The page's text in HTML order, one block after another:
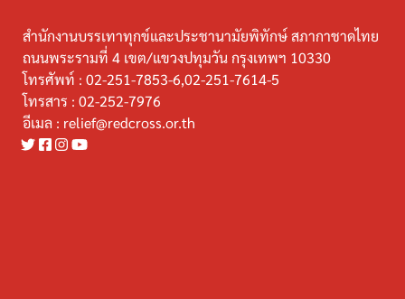
สำนักงานบรรเทาทุกข์และประชานามัยพิทักษ์ สภากาชาดไทย
ถนนพระรามที่ 4 เขต/แขวงปทุมวัน กรุงเทพฯ 10330
โทรศัพท์ : 02-251-7853-6,02-251-7614-5
โทรสาร : 02-252-7976
อีเมล : relief@redcross.or.th